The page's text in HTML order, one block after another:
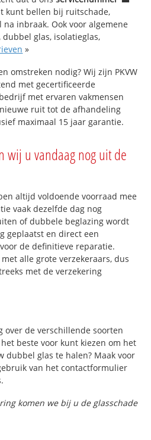
kunt bellen bij ruitschade,
inbraak. Ook voor algemene
glas, isolatieglas,
»
omstreken nodig? Wij zijn PKVW
met gecertificeerde
met ervaren vakmensen
ruit tot de afhandeling
maximaal 15 jaar garantie.
wij u vandaag nog uit de
altijd voldoende voorraad mee
vaak dezelfde dag nog
of dubbele beglazing wordt
geplaatst en direct een
de definitieve reparatie.
alle grote verzekeraars, dus
met de verzekering
over de verschillende soorten
beste voor kunt kiezen om het
dubbel glas te halen? Maak voor
van het contactformulier
komen we bij u de glasschade